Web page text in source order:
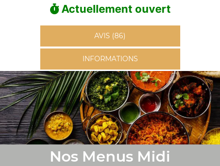
Actuellement ouvert
AVIS (86)
INFORMATIONS
Nos Menus Midi